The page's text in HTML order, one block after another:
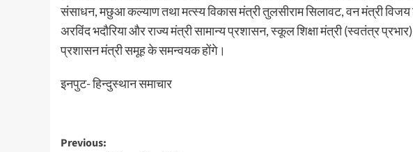
संसाधन, मछुआ कल्याण तथा मत्स्य विकास मंत्री तुलसीराम सिलावट, वन मंत्री विजय
अरविंद भदौरिया और राज्य मंत्री सामान्य प्रशासन, स्कूल शिक्षा मंत्री (स्वतंत्र
प्रशासन मंत्री समूह के समन्वयक होंगे।
इनपुट- हिन्दुस्थान समाचार
Post
Previous: